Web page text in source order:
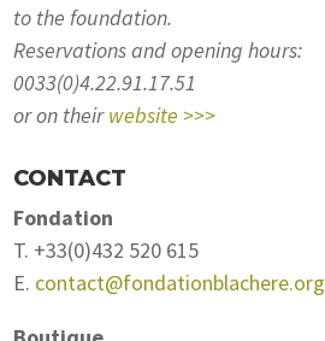
to the foundation.
Reservations and opening hours:
0033(0)4.22.91.17.51
or on theirwebsite >>>
CONTACT
Fondation
T. +33(0)432 520 615
E. contact@fondationblachere.org